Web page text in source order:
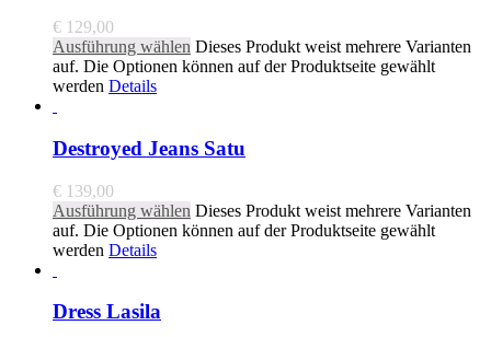
€ 129,00
Ausführung wählen Dieses Produkt weist mehrere Varianten
auf. Die Optionen können auf der Produktseite gewählt
werden Details
Destroyed Jeans Satu
€ 139,00
Ausführung wählen Dieses Produkt weist mehrere Varianten
auf. Die Optionen können auf der Produktseite gewählt
werden Details
Dress Lasila